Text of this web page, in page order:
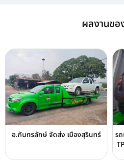
ผลงานขอ
อ.กันทรลักษ์ จัดส่ง เมืองสุรินทร์
ร